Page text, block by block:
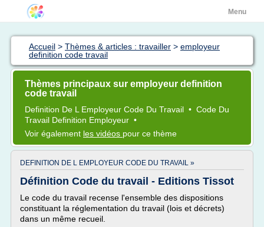
Menu
Accueil > Thèmes & articles : travailler > employeur
definition code travail
Thèmes principaux sur employeur definition
code travail
Definition De L Employeur Code Du Travail • Code Du
Travail Definition Employeur •
Voir également les vidéos pour ce thème
DEFINITION DE L EMPLOYEUR CODE DU TRAVAIL »
Définition Code du travail - Editions Tissot
Le code du travail recense l'ensemble des dispositions
constituant la réglementation du travail (lois et décrets)
dans un même recueil.